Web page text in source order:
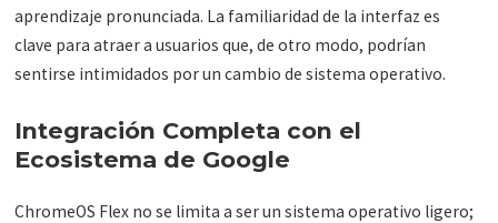
aprendizaje pronunciada. La familiaridad de la interfaz es
clave para atraer a usuarios que, de otro modo, podrían
sentirse intimidados por un cambio de sistema operativo.
Integración Completa con el
Ecosistema de Google
ChromeOS Flex no se limita a ser un sistema operativo ligero;